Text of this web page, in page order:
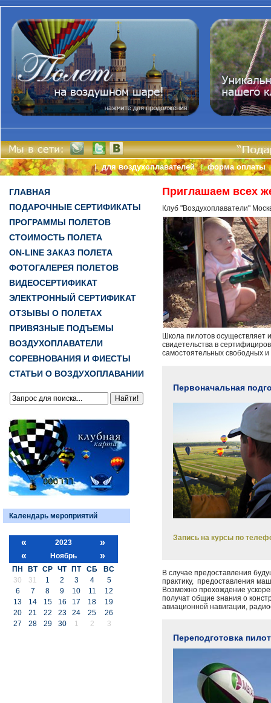
| для воздухоплавателей|форма оплаты
ГЛАВНАЯ
ПОДАРОЧНЫЕ СЕРТИФИКАТЫ
ПРОГРАММЫ ПОЛЕТОВ
СТОИМОСТЬ ПОЛЕТА
ON-LINE ЗАКАЗ ПОЛЕТА
ФОТОГАЛЕРЕЯ ПОЛЕТОВ
ВИДЕОСЕРТИФИКАТ
ЭЛЕКТРОННЫЙ СЕРТИФИКАТ
ОТЗЫВЫ О ПОЛЕТАХ
ПРИВЯЗНЫЕ ПОДЪЕМЫ
ВОЗДУХОПЛАВАТЕЛИ
СОРЕВНОВАНИЯ И ФИЕСТЫ
СТАТЬИ О ВОЗДУХОПЛАВАНИИ
Календарь мероприятий
« 2023
»
«
Ноябрь »
ПН ВТ СР ЧТ ПТ СБ
ВС
30
31 1 2 3 4
5
6
7 8 9 10 11
12
13
14 15 16 17 18
19
20
21 22 23 24 25
26
27
28 29 30 1 2 3
Приглашаем всех
Клуб "Воздухоплаватели"
Школа пилотов осуществляет
свидетельства в
самостоятельных свободных
Первоначальная
Запись на курсы по
В случае предоставления
практику, предоставления
Возможно прохождение
получат общие знания о
авиационной навигации,
Переподготовка